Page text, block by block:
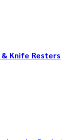
Knife Resters